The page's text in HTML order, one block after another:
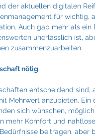
der aktuellen digitalen
für wichtig,
Auch gab mehr als ein
unerlässlich ist,
zusammenzuarbeiten.
nötig
entscheidend sind,
Mehrwert anzubieten.
sich wünschen,
mehr Komfort und
beitragen, aber